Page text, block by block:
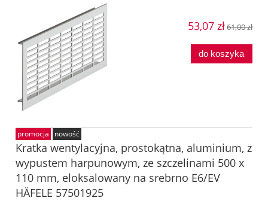
53,07 zł61,00 zł
do koszyka
Kratka wentylacyjna, prostokątna, aluminium, z
wypustem harpunowym, ze szczelinami 500 x
110 mm, eloksalowany na srebrno E6/EV
HÄFELE 57501925
promocja nowość